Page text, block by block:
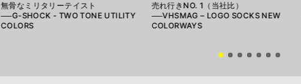
無骨なミリタリーテイスト
──G-SHOCK - TWO TONE UTILITY
COLORS
売れ行きNO. 1（当社比）
──VHSMAG – LOGO SOCKS NEW
COLORWAYS